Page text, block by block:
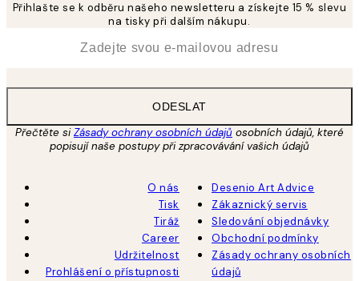
Přihlašte se k odběru našeho newsletteru a získejte 15 % slevu
na tisky při dalším nákupu.
ODESLAT
Přečtěte siZásady ochrany osobních údajů osobních údajů, které
popisují naše postupy při zpracovávání vašich údajů
O nás
Tisk
Tiráž
Career
Udržitelnost
Prohlášení o přístupnosti
Desenio Art Advice
Zákaznický servis
Sledování objednávky
Obchodní podmínky
Zásady ochrany osobních
údajů